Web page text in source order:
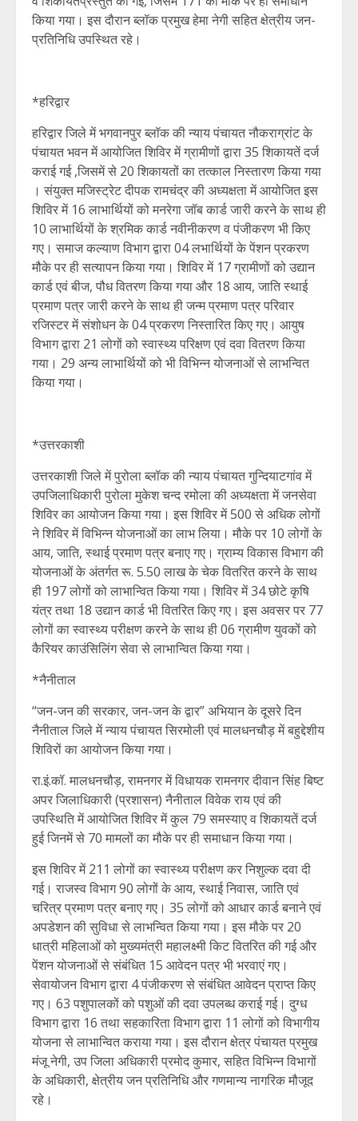
किया गया। इस दौरान ब्लॉक प्रमुख हेमा नेगी सहित क्षेत्रीय जन-
प्रतिनिधि उपस्थित रहे।
*हरिद्वार
हरिद्वार जिले में भगवानपुर ब्लॉक की न्याय पंचायत नौकराग्रांट के
पंचायत भवन में आयोजित शिविर में ग्रामीणों द्वारा 35 शिकायतें दर्ज
कराई गई ,जिसमें से 20 शिकायतों का तत्काल निस्तारण किया गया
। संयुक्त मजिस्ट्रेट दीपक रामचंद्र की अध्यक्षता में आयोजित इस
शिविर में 16 लाभार्थियों को मनरेगा जॉब कार्ड जारी करने के साथ ही
10 लाभार्थियों के श्रमिक कार्ड नवीनीकरण व पंजीकरण भी किए
गए। समाज कल्याण विभाग द्वारा 04 लभार्थियों के पेंशन प्रकरण
मौके पर ही सत्यापन किया गया। शिविर में 17 ग्रामीणों को उद्यान
कार्ड एवं बीज, पौध वितरण किया गया और 18 आय, जाति स्थाई
प्रमाण पत्र जारी करने के साथ ही जन्म प्रमाण पत्र परिवार
रजिस्टर में संशोधन के 04 प्रकरण निस्तारित किए गए। आयुष
विभाग द्वारा 21 लोगों को स्वास्थ्य परिक्षण एवं दवा वितरण किया
गया। 29 अन्य लाभार्थियों को भी विभिन्न योजनाओं से लाभन्वित
किया गया।
*उत्तरकाशी
उत्तरकाशी जिले में पुरोला ब्लॉक की न्याय पंचायत गुन्दियाटगांव में
उपजिलाधिकारी पुरोला मुकेश चन्द रमोला की अध्यक्षता में जनसेवा
शिविर का आयोजन किया गया। इस शिविर में 500 से अधिक लोगों
ने शिविर में विभिन्न योजनाओं का लाभ लिया। मौके पर 10 लोगों के
आय, जाति, स्थाई प्रमाण पत्र बनाए गए। ग्राम्य विकास विभाग की
योजनाओं के अंतर्गत रू. 5.50 लाख के चेक वितरित करने के साथ
ही 197 लोगों को लाभान्वित किया गया। शिविर में 34 छोटे कृषि
यंत्र तथा 18 उद्यान कार्ड भी वितरित किए गए। इस अवसर पर 77
लोगों का स्वास्थ्य परीक्षण करने के साथ ही 06 ग्रामीण युवकों को
कैरियर काउंसिलिंग सेवा से लाभान्वित किया गया।
*नैनीताल
“जन-जन की सरकार, जन-जन के द्वार” अभियान के दूसरे दिन
नैनीताल जिले में न्याय पंचायत सिरमोली एवं मालधनचौड़ में बहुद्देशीय
शिविरों का आयोजन किया गया।
रा.इं.कॉ. मालधनचौड़, रामनगर में विधायक रामनगर दीवान सिंह बिष्ट
अपर जिलाधिकारी (प्रशासन) नैनीताल विवेक राय एवं की
उपस्थिति में आयोजित शिविर में कुल 79 समस्याए व शिकायतें दर्ज
हुई जिनमें से 70 मामलों का मौके पर ही समाधान किया गया।
इस शिविर में 211 लोगों का स्वास्थ्य परीक्षण कर निशुल्क दवा दी
गई। राजस्व विभाग 90 लोगों के आय, स्थाई निवास, जाति एवं
चरित्र प्रमाण पत्र बनाए गए। 35 लोगों को आधार कार्ड बनाने एवं
अपडेशन की सुविधा से लाभन्वित किया गया। इस मौके पर 20
धात्री महिलाओं को मुख्यमंत्री महालक्ष्मी किट वितरित की गई और
पेंशन योजनाओं से संबंधित 15 आवेदन पत्र भी भरवाएं गए।
सेवायोजन विभाग द्वारा 4 पंजीकरण से संबंधित आवेदन प्राप्त किए
गए। 63 पशुपालकों को पशुओं की दवा उपलब्ध कराई गई। दुग्ध
विभाग द्वारा 16 तथा सहकारिता विभाग द्वारा 11 लोगों को विभागीय
योजना से लाभान्वित कराया गया। इस दौरान क्षेत्र पंचायत प्रमुख
मंजू नेगी, उप जिला अधिकारी प्रमोद कुमार, सहित विभिन्न विभागों
के अधिकारी, क्षेत्रीय जन प्रतिनिधि और गणमान्य नागरिक मौजूद
रहे।